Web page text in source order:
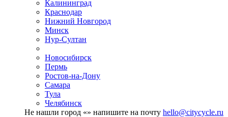
Калининград
Краснодар
Нижний Новгород
Минск
Нур-Султан
Новосибирск
Пермь
Ростов-на-Дону
Самара
Тула
Челябинск
Не нашли город «» напишите на почту hello@citycycle.ru